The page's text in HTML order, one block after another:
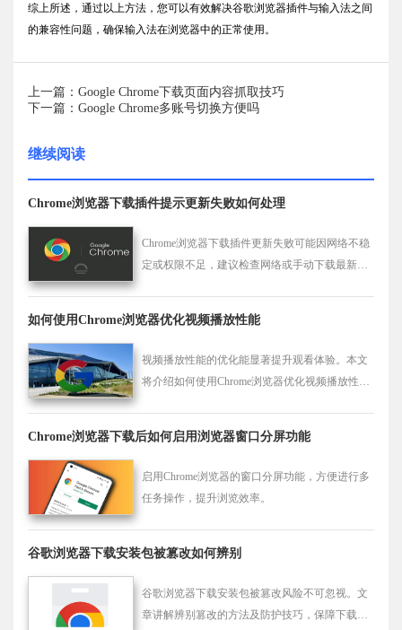
综上所述，通过以上方法，您可以有效解决谷歌浏览器插件与输入法之间
的兼容性问题，确保输入法在浏览器中的正常使用。
上一篇：Google Chrome下载页面内容抓取技巧
下一篇：Google Chrome多账号切换方便吗
继续阅读
Chrome浏览器下载插件提示更新失败如何处理
Chrome浏览器下载插件更新失败可能因网络不稳
定或权限不足，建议检查网络或手动下载最新插
如何使用Chrome浏览器优化视频播放性能
视频播放性能的优化能显著提升观看体验。本文
将介绍如何使用Chrome浏览器优化视频播放性
Chrome浏览器下载后如何启用浏览器窗口分屏功能
启用Chrome浏览器的窗口分屏功能，方便进行多
任务操作，提升浏览效率。
谷歌浏览器下载安装包被篡改如何辨别
谷歌浏览器下载安装包被篡改风险不可忽视。文
章讲解辨别篡改的方法及防护技巧，保障下载安